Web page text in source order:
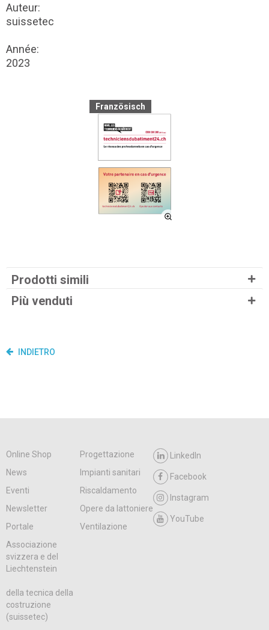
Auteur:
suissetec
Année:
2023
Französisch
Prodotti simili
Più venduti
INDIETRO
Online Shop
Progettazione
News
Impianti sanitari
Eventi
Riscaldamento
Newsletter
Opere da lattoniere
Portale
Ventilazione
LinkedIn
Facebook
Instagram
YouTube
Associazione
svizzera e del
Liechtenstein
della tecnica della
costruzione
(suissetec)